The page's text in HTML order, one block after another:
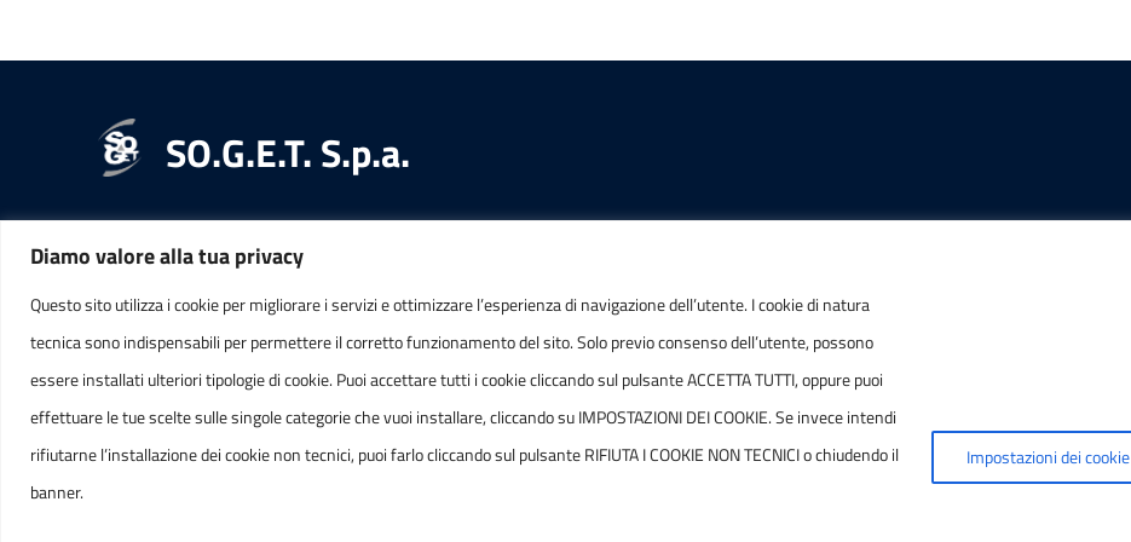
Diamo valore alla tua privacy
Questo sito utilizza i cookie per migliorare i servizi e ottimizzare l’esperienza di navigazione dell’utente. I cookie di natura
tecnica sono indispensabili per permettere il corretto funzionamento del sito. Solo previo consenso dell’utente, possono
essere installati ulteriori tipologie di cookie. Puoi accettare tutti i cookie cliccando sul pulsante ACCETTA TUTTI, oppure puoi
effettuare le tue scelte sulle singole categorie che vuoi installare, cliccando su IMPOSTAZIONI DEI COOKIE. Se invece intendi
rifiutarne l’installazione dei cookie non tecnici, puoi farlo cliccando sul pulsante RIFIUTA I COOKIE NON TECNICI o chiudendo il
banner.
Impostazioni dei cookie
SO.G.E.T. S.p.a.
Indirizzo
Via Venezia, 47
65121, PESCARA
C.F. / P.IVA
IT01807790686
PEC
protocollo.sogetspa@pec.it
Email